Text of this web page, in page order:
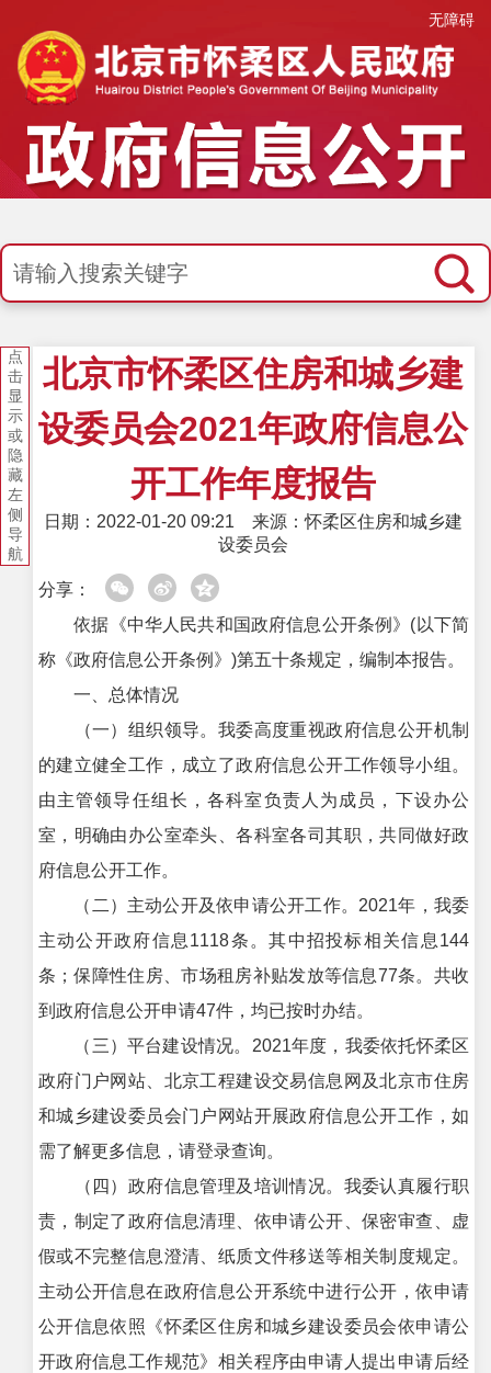
无障碍
点
击
显
示
或
隐
藏
左
侧
导
航
北京市怀柔区住房和城乡建
设委员会2021年政府信息公
开工作年度报告
日期：2022-01-20 09:21
来源：怀柔区住房和城乡建
设委员会
分享：
依据《中华人民共和国政府信息公开条例》(以下简
称《政府信息公开条例》)第五十条规定，编制本报告。
一、总体情况
（一）组织领导。我委高度重视政府信息公开机制
的建立健全工作，成立了政府信息公开工作领导小组。
由主管领导任组长，各科室负责人为成员，下设办公
室，明确由办公室牵头、各科室各司其职，共同做好政
府信息公开工作。
（二）主动公开及依申请公开工作。2021年，我委
主动公开政府信息1118条。其中招投标相关信息144
条；保障性住房、市场租房补贴发放等信息77条。共收
到政府信息公开申请47件，均已按时办结。
（三）平台建设情况。2021年度，我委依托怀柔区
政府门户网站、北京工程建设交易信息网及北京市住房
和城乡建设委员会门户网站开展政府信息公开工作，如
需了解更多信息，请登录查询。
（四）政府信息管理及培训情况。我委认真履行职
责，制定了政府信息清理、依申请公开、保密审查、虚
假或不完整信息澄清、纸质文件移送等相关制度规定。
主动公开信息在政府信息公开系统中进行公开，依申请
公开信息依照《怀柔区住房和城乡建设委员会依申请公
开政府信息工作规范》相关程序由申请人提出申请后经